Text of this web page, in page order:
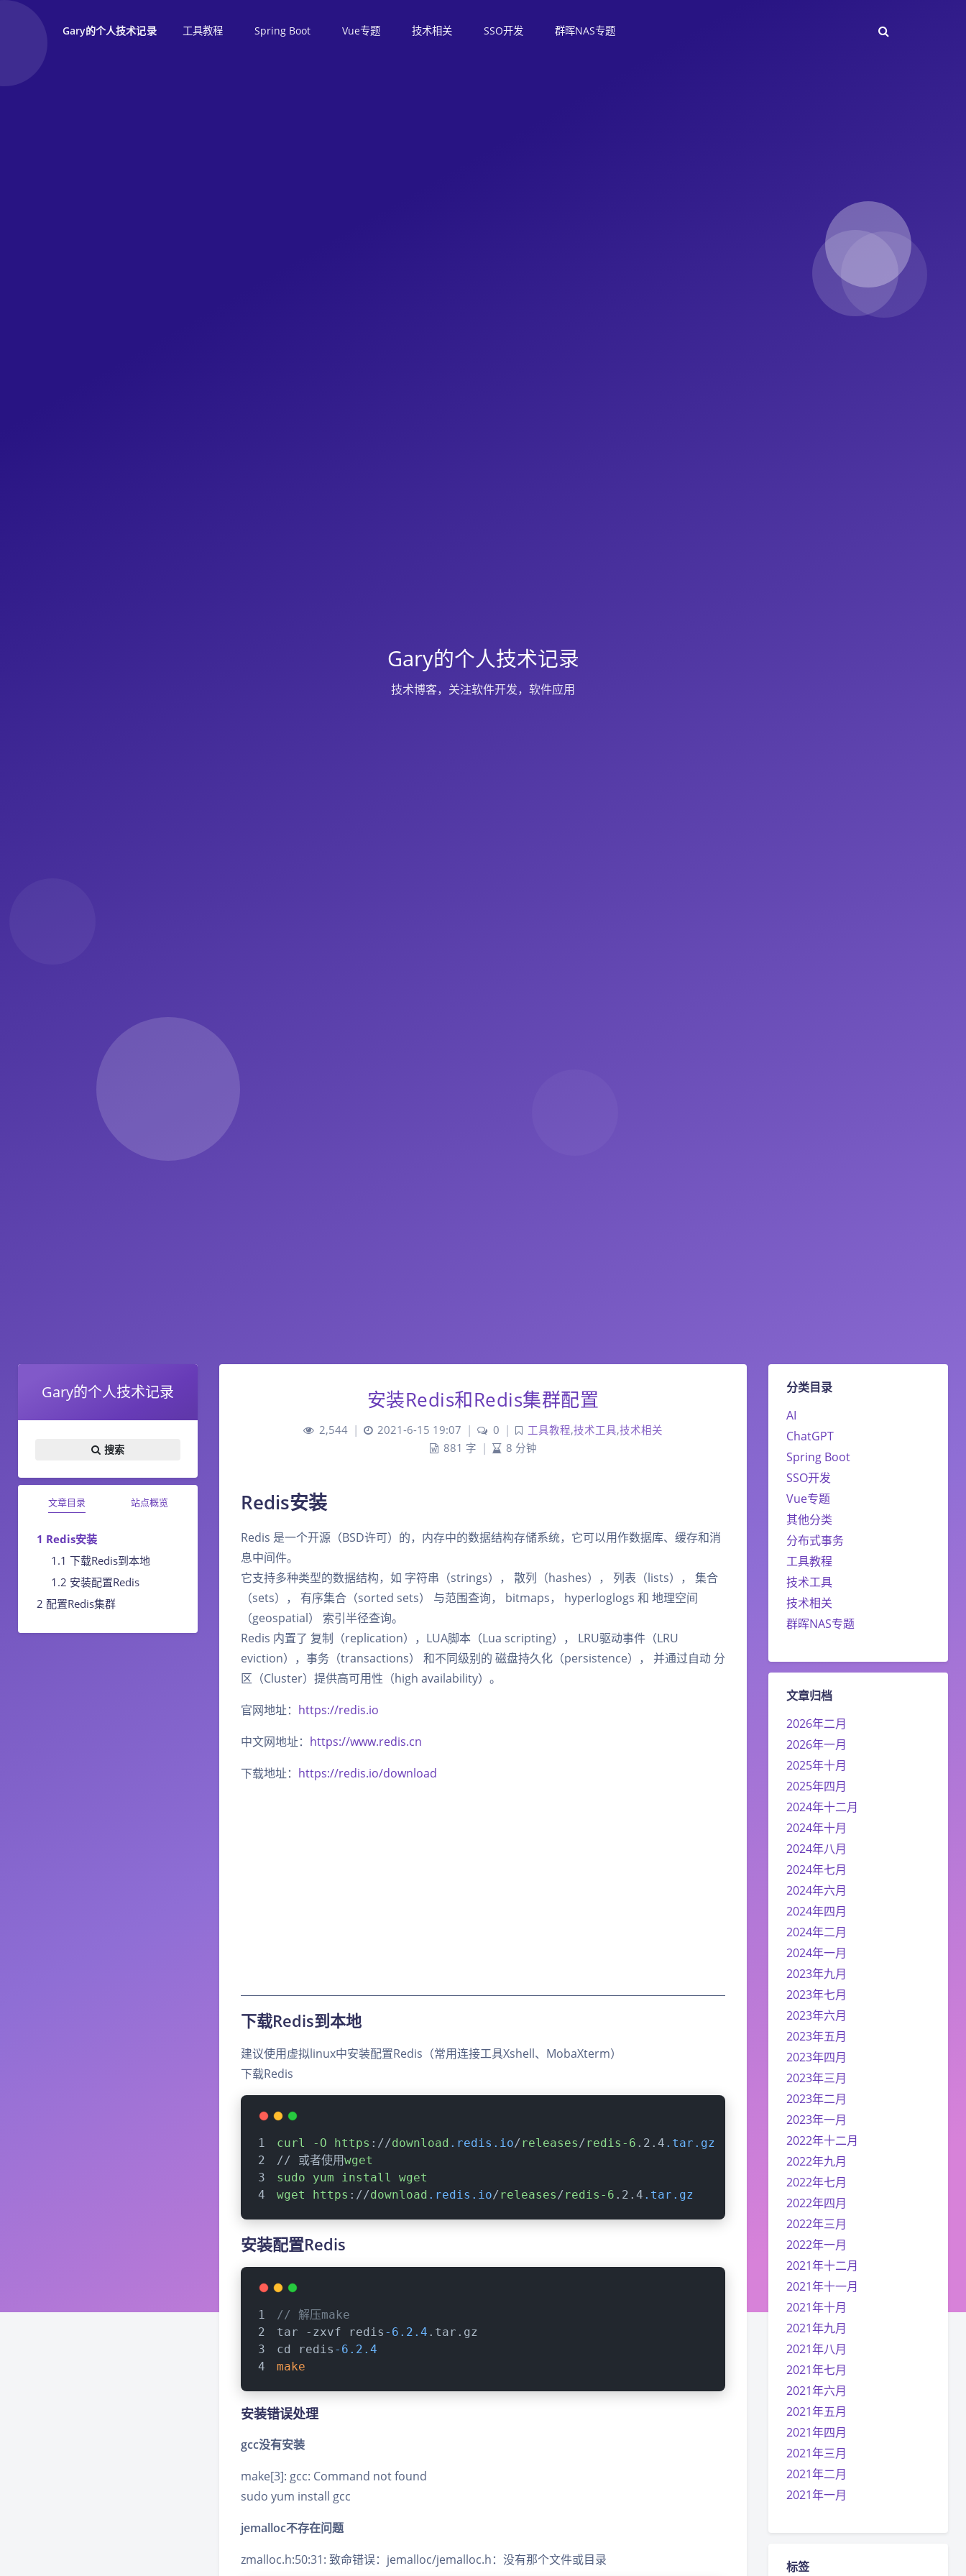
Gary的个人技术记录 工具教程 Spring Boot Vue专题 技术相关 SSO开发 群晖NAS专题
Gary的个人技术记录
技术博客，关注软件开发，软件应用
Gary的个人技术记录
搜索
文章目录 站点概览
Redis安装
下载Redis到本地
安装配置Redis
配置Redis集群
分类目录
AI
ChatGPT
Spring Boot
SSO开发
Vue专题
其他分类
分布式事务
工具教程
技术工具
技术相关
群晖NAS专题
文章归档
2026年二月
2026年一月
2025年十月
2025年四月
2024年十二月
2024年十月
2024年八月
2024年七月
2024年六月
2024年四月
2024年二月
2024年一月
2023年九月
2023年七月
2023年六月
2023年五月
2023年四月
2023年三月
2023年二月
2023年一月
2022年十二月
2022年九月
2022年七月
2022年四月
2022年三月
2022年一月
2021年十二月
2021年十一月
2021年十月
2021年九月
2021年八月
2021年七月
2021年六月
2021年五月
2021年四月
2021年三月
2021年二月
2021年一月
标签
安装Redis和Redis集群配置
2,544 | 2021-6-15 19:07 | 0 | 工具教程,技术工具,技术相关
881 字 | 8 分钟
Redis安装
Redis 是一个开源（BSD许可）的，内存中的数据结构存储系统，它可以用作数据库、缓存和消
息中间件。
它支持多种类型的数据结构，如 字符串（strings）， 散列（hashes）， 列表（lists）， 集合
（sets）， 有序集合（sorted sets） 与范围查询， bitmaps， hyperloglogs 和 地理空间
（geospatial） 索引半径查询。
Redis 内置了 复制（replication），LUA脚本（Lua scripting）， LRU驱动事件（LRU
eviction），事务（transactions） 和不同级别的 磁盘持久化（persistence）， 并通过自动 分
区（Cluster）提供高可用性（high availability）。
官网地址： https://redis.io
中文网地址： https://www.redis.cn
下载地址： https://redis.io/download
下载Redis到本地
建议使用虚拟linux中安装配置Redis（常用连接工具Xshell、MobaXterm）
下载Redis
curl -O https ://download .redis .io/releases /redis-6 .2.4 .tar .gz
// 或者使用wget
sudo
yum install
wget
wget
https ://download .redis .io/releases /redis-6 .2.4 .tar .gz
安装配置Redis
// 解压make
tar -zxvf redis -6.2 .4 .tar.gz
cd redis -6.2 .4
make
安装错误处理
gcc没有安装
make[3]: gcc: Command not found
sudo yum install gcc
jemalloc不存在问题
zmalloc.h:50:31: 致命错误：jemalloc/jemalloc.h：没有那个文件或目录